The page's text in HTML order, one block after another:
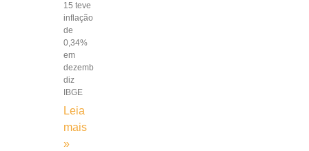
15 teve
inflação
de
0,34%
em
dezembro,
diz
IBGE
Leia
mais
»